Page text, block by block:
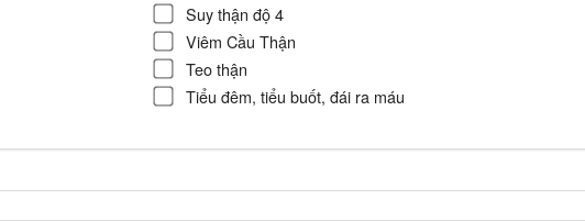
Suy thận độ 4
Viêm Cầu Thận
Teo thận
Tiểu đêm, tiểu buốt, đái ra máu